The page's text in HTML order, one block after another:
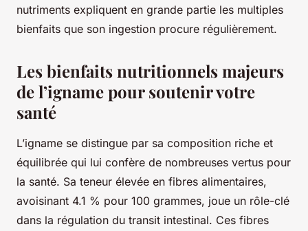
nutriments expliquent en grande partie les multiples
bienfaits que son ingestion procure régulièrement.
Les bienfaits nutritionnels majeurs
de l’igname pour soutenir votre
santé
L’igname se distingue par sa composition riche et
équilibrée qui lui confère de nombreuses vertus pour
la santé. Sa teneur élevée en fibres alimentaires,
avoisinant 4.1 % pour 100 grammes, joue un rôle-clé
dans la régulation du transit intestinal. Ces fibres